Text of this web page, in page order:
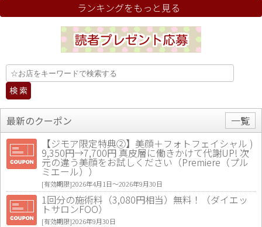
ランキングをもっと見る
最新のクーポン
一覧
【ジモア限定特典②】美顔＋フォトフェイシャル )
9,350円→7,700円 真皮層に働きかけて代謝UP! 次
元の違う美顔をお試しください（Premiere（プル
ミエール））
[有効期限]2026年4月1日〜2026年9月30日
1回分の施術料（3,080円相当）無料！（ダイエッ
トサロンFOO）
[有効期限]2026年9月30日